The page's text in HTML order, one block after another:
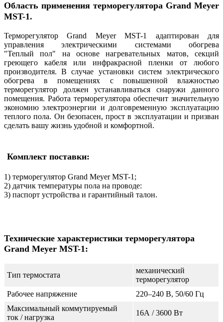
Область применения терморегулятора Grand Meyer
MST-1.
Терморегулятор Grand Meyer MST-1 адаптирован для
управления электрическими системами обогрева
"Теплый пол" на основе нагревательных матов, секций
греющего кабеля или инфракрасной пленки от любого
производителя. В случае установки систем электрического
обогрева в помещениях с повышенной влажностью
терморегулятор должен устанавливаться снаружи данного
помещения. Работа терморегулятора обеспечит значительную
экономию электроэнергии и долговременную эксплуатацию
теплого пола. Он безопасен, прост в эксплуатации и призван
сделать вашу жизнь удобной и комфортной.
Комплект поставки:
1) терморегулятор Grand Meyer MST-1;
2) датчик температуры пола на проводе:
3) паспорт устройства и гарантийный талон.
Технические характеристики терморегулятора
Grand Meyer MST-1:
Тип термостата
механический
терморегулятор
Рабочее напряжение
220–240 В, 50/60 Гц
Максимальный коммутируемый
ток / нагрузка
16А / 3600 Вт